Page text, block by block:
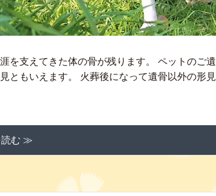
を支えてきた体の骨が残ります。 ペットのご遺
ともいえます。 火葬後になって遺骨以外の形見
読む ≫